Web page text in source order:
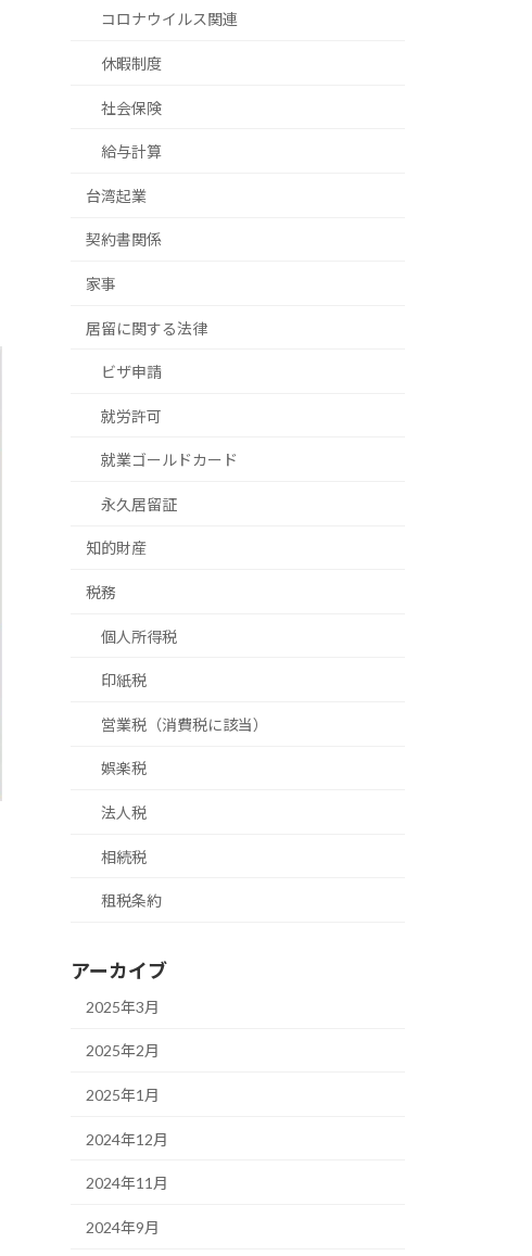
コロナウイルス関連
休暇制度
社会保険
給与計算
台湾起業
契約書関係
家事
居留に関する法律
ビザ申請
就労許可
就業ゴールドカード
永久居留証
知的財産
税務
個人所得税
印紙税
営業税（消費税に該当）
娯楽税
法人税
相続税
租税条約
アーカイブ
2025年3月
2025年2月
2025年1月
2024年12月
2024年11月
2024年9月